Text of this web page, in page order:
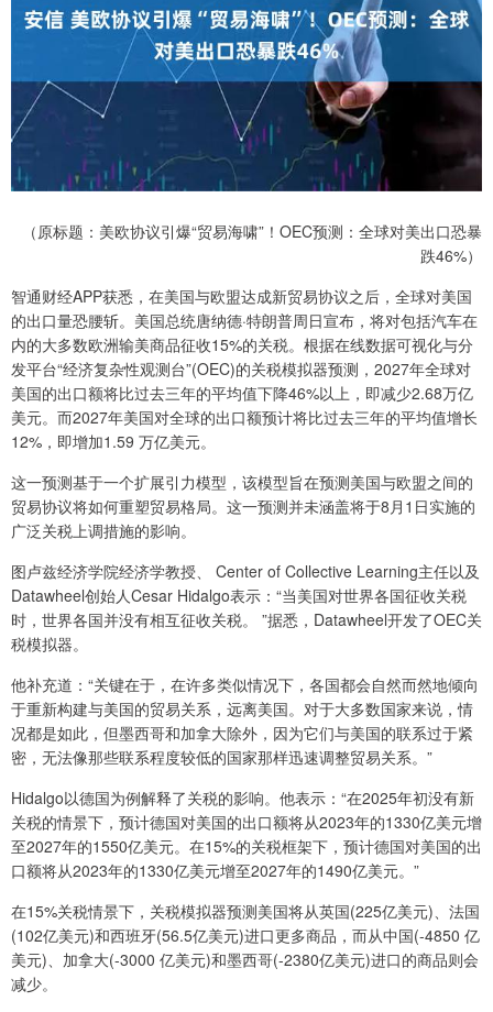
（原标题：美欧协议引爆“贸易海啸”！OEC预测：全球对美出口恐暴
跌46%）
智通财经APP获悉，在美国与欧盟达成新贸易协议之后，全球对美国
的出口量恐腰斩。美国总统唐纳德·特朗普周日宣布，将对包括汽车在
内的大多数欧洲输美商品征收15%的关税。根据在线数据可视化与分
发平台“经济复杂性观测台”(OEC)的关税模拟器预测，2027年全球对
美国的出口额将比过去三年的平均值下降46%以上，即减少2.68万亿
美元。而2027年美国对全球的出口额预计将比过去三年的平均值增长
12%，即增加1.59 万亿美元。
这一预测基于一个扩展引力模型，该模型旨在预测美国与欧盟之间的
贸易协议将如何重塑贸易格局。这一预测并未涵盖将于8月1日实施的
广泛关税上调措施的影响。
图卢兹经济学院经济学教授、 Center of Collective Learning主任以及
Datawheel创始人Cesar Hidalgo表示：“当美国对世界各国征收关税
时，世界各国并没有相互征收关税。 ”据悉，Datawheel开发了OEC关
税模拟器。
他补充道：“关键在于，在许多类似情况下，各国都会自然而然地倾向
于重新构建与美国的贸易关系，远离美国。对于大多数国家来说，情
况都是如此，但墨西哥和加拿大除外，因为它们与美国的联系过于紧
密，无法像那些联系程度较低的国家那样迅速调整贸易关系。”
Hidalgo以德国为例解释了关税的影响。他表示：“在2025年初没有新
关税的情景下，预计德国对美国的出口额将从2023年的1330亿美元增
至2027年的1550亿美元。在15%的关税框架下，预计德国对美国的出
口额将从2023年的1330亿美元增至2027年的1490亿美元。”
在15%关税情景下，关税模拟器预测美国将从英国(225亿美元)、法国
(102亿美元)和西班牙(56.5亿美元)进口更多商品，而从中国(-4850 亿
美元)、加拿大(-3000 亿美元)和墨西哥(-2380亿美元)进口的商品则会
减少。